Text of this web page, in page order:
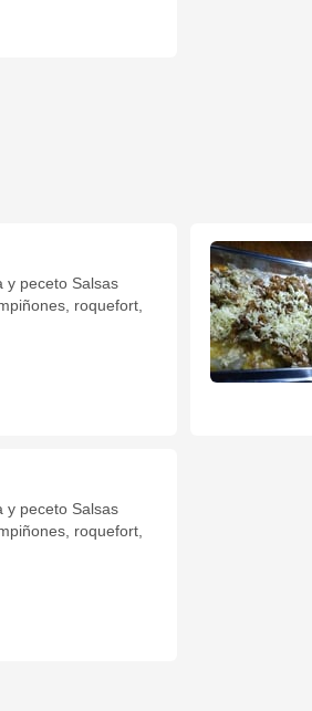
y peceto Salsas
roquefort,
y peceto Salsas
roquefort,